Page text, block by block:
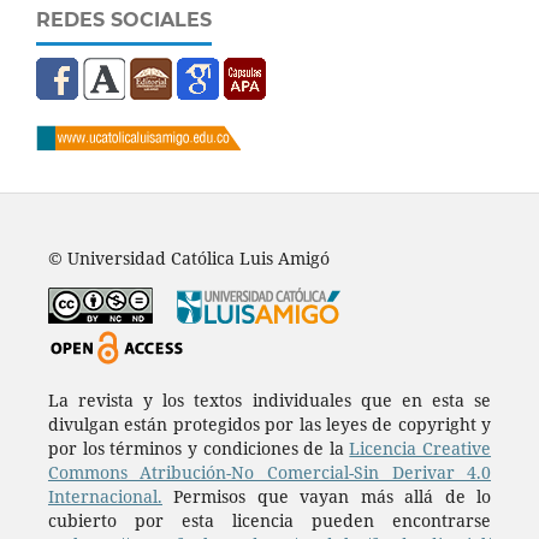
REDES SOCIALES
© Universidad Católica Luis Amigó
La revista y los textos individuales que en esta se
divulgan están protegidos por las leyes de copyright y
por los términos y condiciones de laLicencia Creative
Commons Atribución-No Comercial-Sin Derivar 4.0
Internacional. Permisos que vayan más allá de lo
cubierto por esta licencia pueden encontrarse